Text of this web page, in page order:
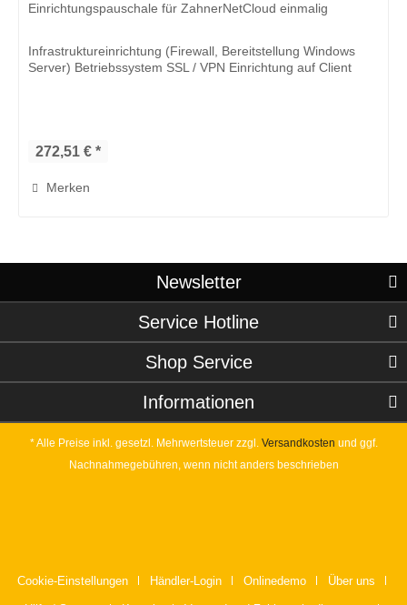
Einrichtungspauschale für ZahnerNetCloud einmalig
Infrastruktureinrichtung (Firewall, Bereitstellung Windows
Server) Betriebssystem SSL / VPN Einrichtung auf Client
272,51 € *
Merken
Service Hotline
Shop Service
Informationen
Newsletter
* Alle Preise inkl. gesetzl. Mehrwertsteuer zzgl. Versandkosten und ggf.
Nachnahmegebühren, wenn nicht anders beschrieben
Cookie-Einstellungen Händler-Login Onlinedemo Über uns